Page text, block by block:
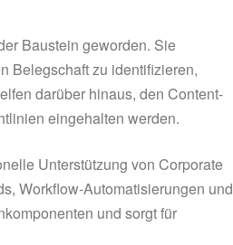
Baustein geworden. Sie
Belegschaft zu identifizieren,
darüber hinaus, den Content-
eingehalten werden.
Unterstützung von Corporate
Workflow-Automatisierungen und
und sorgt für